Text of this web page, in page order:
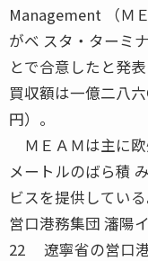
Management （Ｍ
がベ スタ・ターミ
とで合意したと発表
買収額は一億二八
円）。
ＭＥＡＭは主に
メートルのばら積
ビスを提供している
営口港務集団 瀋陽
22 遼寧省の営口